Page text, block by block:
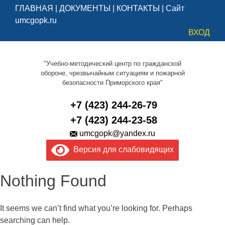
ГЛАВНАЯ ДОКУМЕНТЫ КОНТАКТЫ
Сайт
umcgopk.ru
ВХОД
"Учебно-методический центр по гражданской
обороне, чрезвычайным ситуациям и пожарной
безопасности Приморского края"
+7 (423) 244-26-79
+7 (423) 244-23-58
umcgopk@yandex.ru
Версия для слабовидящих
Nothing Found
It seems we can’t find what you’re looking for. Perhaps
searching can help.